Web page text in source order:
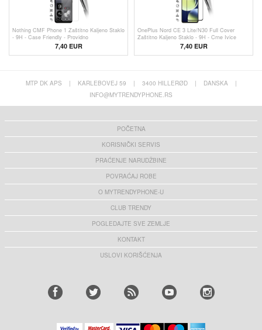
Nothing CMF Phone 1 Zaštitno Kaljeno Staklo
- 9H - Case Friendly - Providno
7,40 EUR
OnePlus Nord CE 3 Lite/N30 Full Cover
Zaštitno Kaljeno Staklo - 9H - Crne Ivice
7,40 EUR
MTP DK APS | KARLEBOVEJ 59 | 3400 HILLERØD | DANSKA
|
INFO@MYTRENDYPHONE.RS
POČETNA
KORISNIČKI SERVIS
PRAĆENJE NARUDŽBINE
POVRAĆAJ ROBE
O MYTRENDYPHONE-U
CLUB TRENDY
POGLEDAJTE SVE ZEMLJE
KONTAKT
USLOVI KORIŠĆENJA